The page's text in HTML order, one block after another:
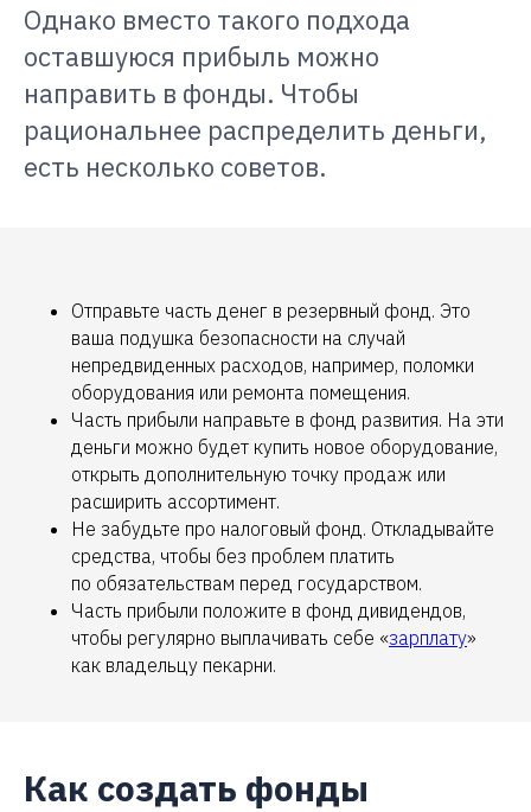
Однако вместо такого подхода
оставшуюся прибыль можно
направить в фонды. Чтобы
рациональнее распределить деньги,
есть несколько советов.
Отправьте часть денег в резервный фонд. Это
ваша подушка безопасности на случай
непредвиденных расходов, например, поломки
оборудования или ремонта помещения.
Часть прибыли направьте в фонд развития. На эти
деньги можно будет купить новое оборудование,
открыть дополнительную точку продаж или
расширить ассортимент.
Не забудьте про налоговый фонд. Откладывайте
средства, чтобы без проблем платить
по обязательствам перед государством.
Часть прибыли положите в фонд дивидендов,
чтобы регулярно выплачивать себе «зарплату»
как владельцу пекарни.
Как создать фонды